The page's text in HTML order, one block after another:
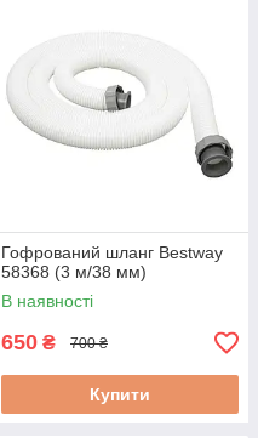
Гофрований шланг Bestway
58368 (3 м/38 мм)
В наявності
650 ₴ 700 ₴
Купити